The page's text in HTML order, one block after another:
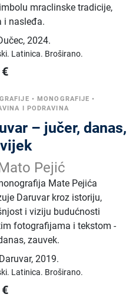
mraclinske tradicije,
i nasleđa.
,2024.
Latinica. Broširano.
€
•MONOGRAFIJE •
I PODRAVINA
– jučer, danas,
Pejić
Mate Pejića
Daruvar kroz istoriju,
i viziju budućnosti
fotografijama i tekstom -
zauvek.
,2019.
Latinica. Broširano.
€